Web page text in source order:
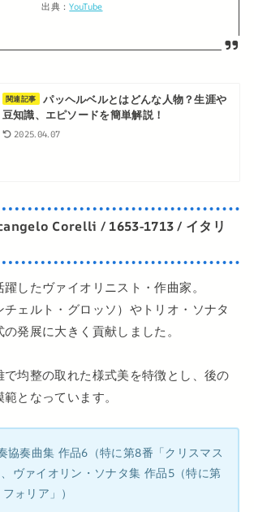
出典：YouTube
関連記事
パッヘルベルとはどんな人物？生涯や
豆知識、エピソードを簡単解説！
2025.04.07
Corelli / 1653-1713 / イタリ
したヴァイオリニスト・作曲家。
ェルト・グロッソ）やトリオ・ソナタ
発展に大きく貢献しました。
均整の取れた様式美を特徴とし、後の
となっています。
協奏曲集 作品6（特に第8番「クリスマス
ヴァイオリン・ソナタ集 作品5（特に第
ォリア」）